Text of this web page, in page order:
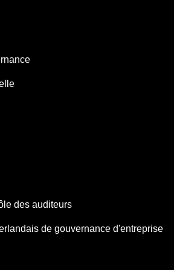
des auditeurs
de gouvernance d'entreprise